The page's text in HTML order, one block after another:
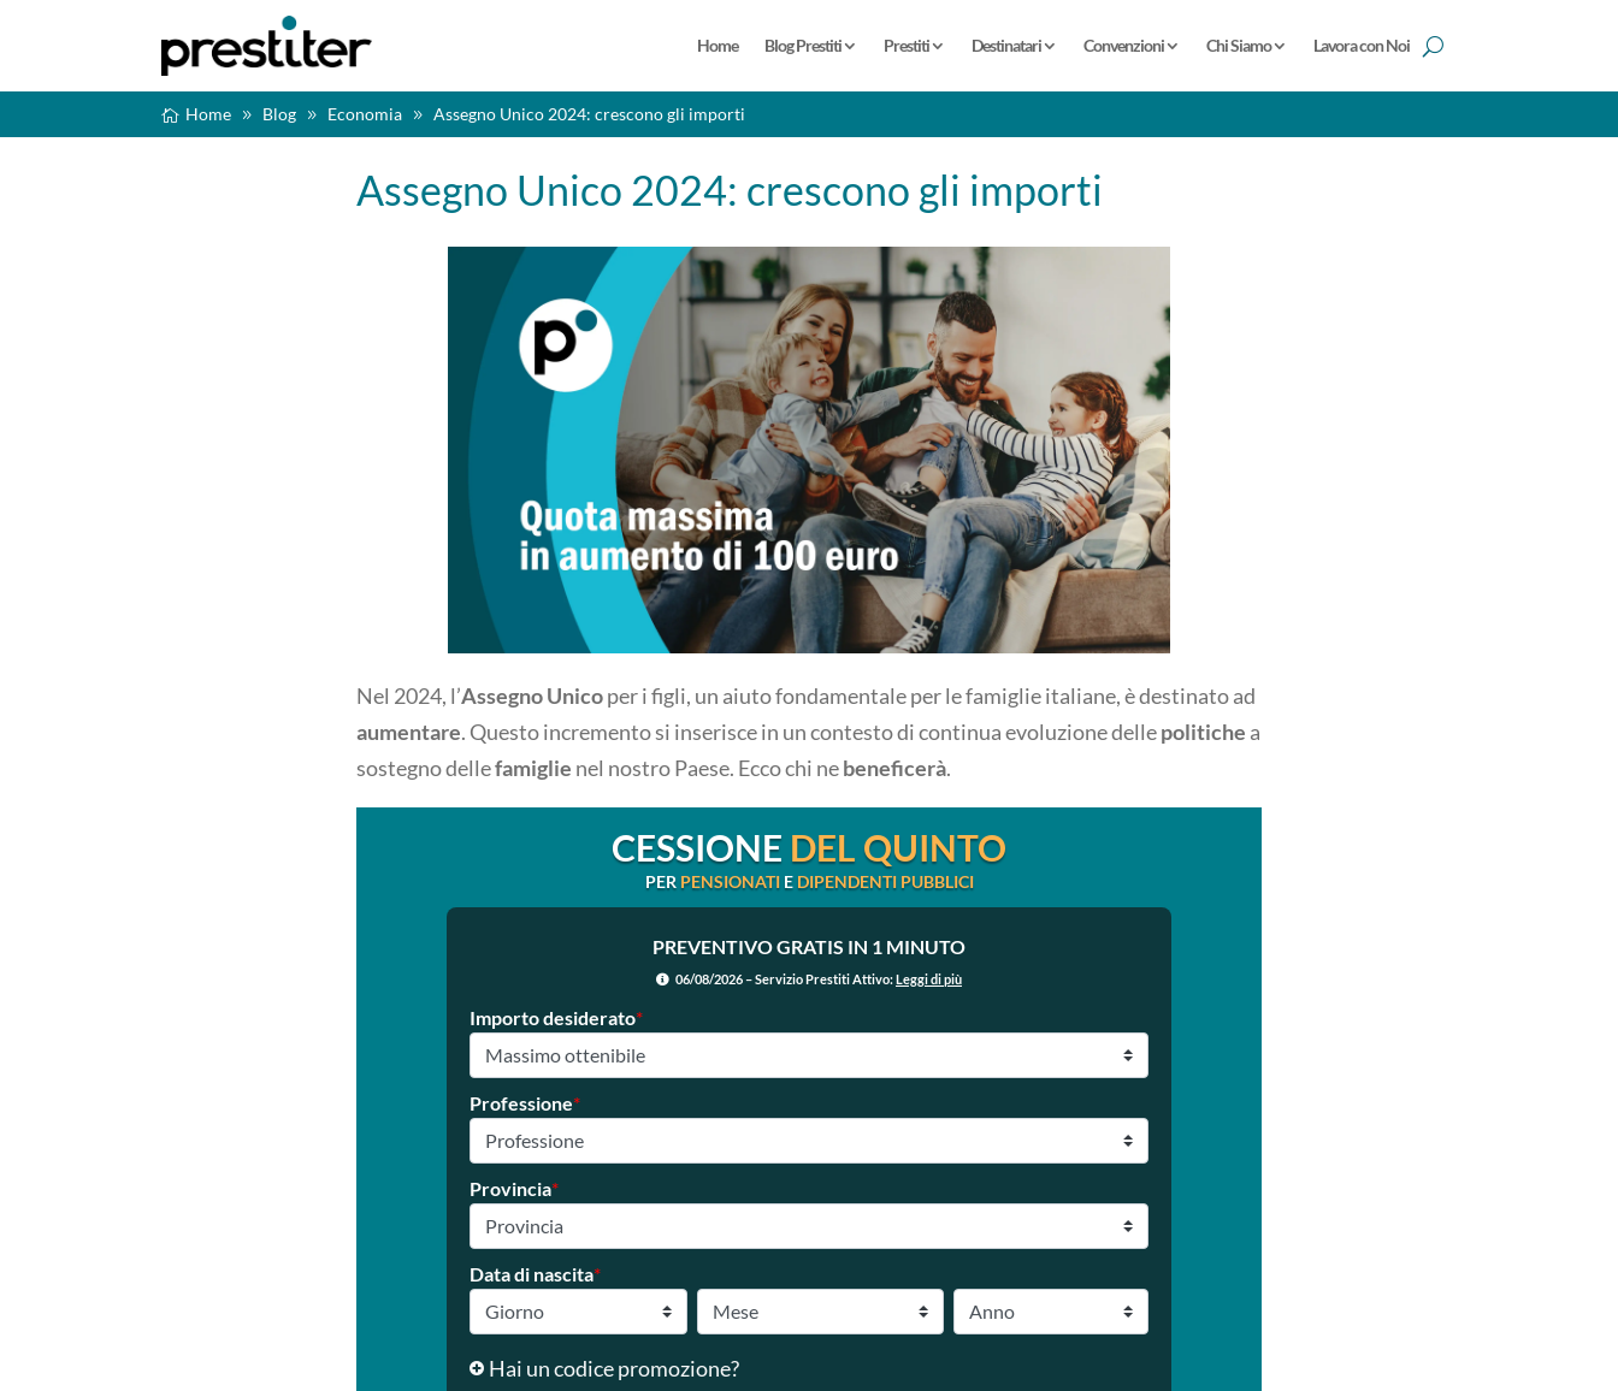
Home Blog Prestiti Prestiti Destinatari Convenzioni Chi Siamo Lavora con Noi
Home Blog Economia Assegno Unico 2024: crescono gli importi
Assegno Unico 2024: crescono gli importi
Nel 2024, l’Assegno Unicoper i figli, un aiuto fondamentale per le famiglie italiane, è destinato ad
aumentare. Questo incremento si inserisce in un contesto di continua evoluzione dellepolitiche a
sostegno dellefamiglie nel nostro Paese. Ecco chi nebeneficerà.
CESSIONE DEL QUINTO
PER PENSIONATIE DIPENDENTI PUBBLICI
PREVENTIVO GRATIS IN 1 MINUTO
06/08/2026 – Servizio Prestiti Attivo:Leggi di più
Importo desiderato*
Professione*
Provincia*
Data di nascita*
Hai un codice promozione?